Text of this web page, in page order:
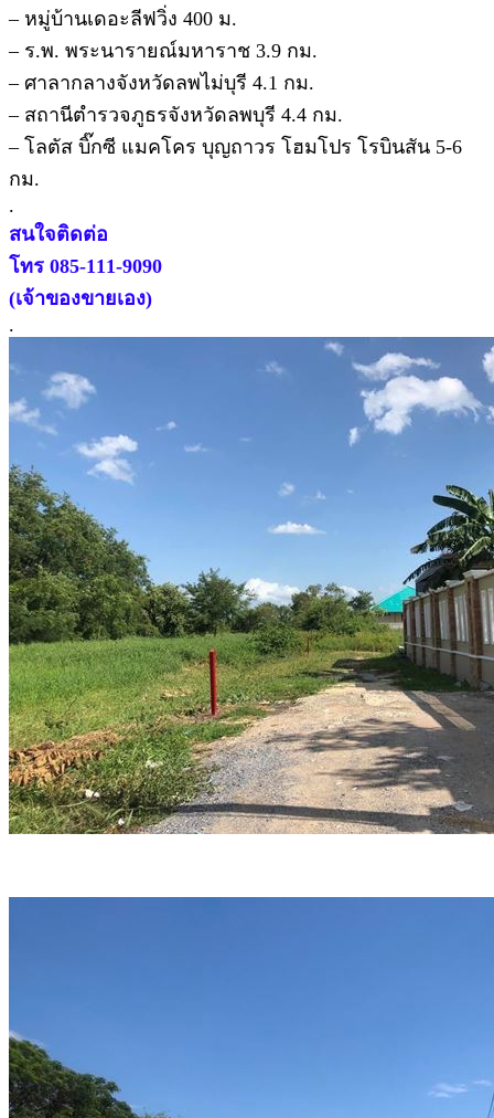
– หมู่บ้านเดอะลีฟวิ่ง 400 ม.
– ร.พ. พระนารายณ์มหาราช 3.9 กม.
– ศาลากลางจังหวัดลพไม่บุรี 4.1 กม.
– สถานีตำรวจภูธรจังหวัดลพบุรี 4.4 กม.
– โลตัส บิ๊กซี แมคโคร บุญถาวร โฮมโปร โรบินสัน 5-6
กม.
.
สนใจติดต่อ
โทร 085-111-9090
(เจ้าของขายเอง)
.